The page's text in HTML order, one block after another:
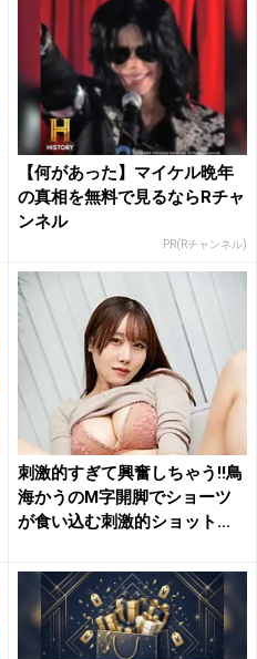
【何があった】マイケル晩年
の真相を無料で見るならRチャ
ンネル
PR(Rチャンネル)
刺激的すぎて興奮しちゃう!!鳥
海かうのM字開脚でショーツ
が食い込む刺激的ショット...